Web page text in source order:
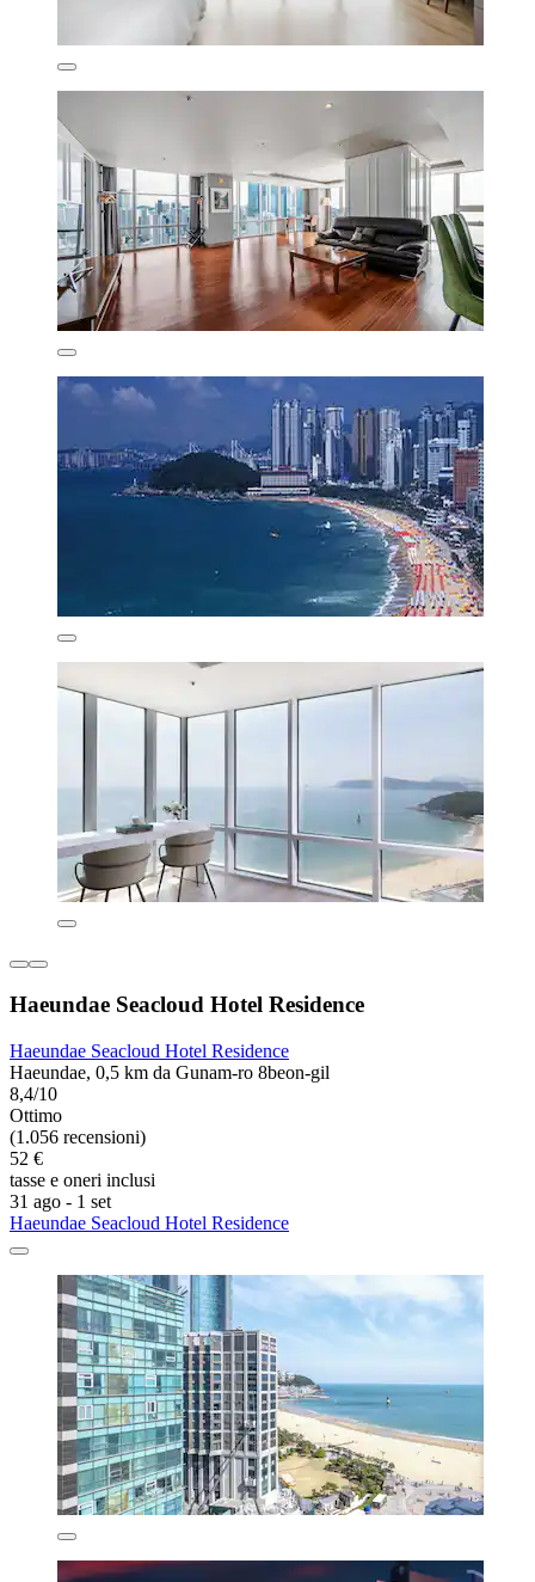
Haeundae Seacloud Hotel Residence
Haeundae Seacloud Hotel Residence
Haeundae, 0,5 km da Gunam-ro 8beon-gil
8,4/10
Ottimo
(1.056 recensioni)
52 €
tasse e oneri inclusi
31 ago - 1 set
Haeundae Seacloud Hotel Residence